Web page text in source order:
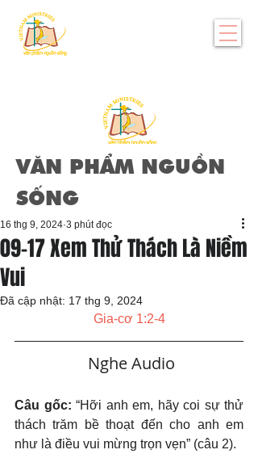
VĂN PHẨM NGUỒN
SỐNG
09-17 Xem Thử Thách Là Niềm
Vui
16 thg 9, 2024 3 phút đọc
Đã cập nhật: 17 thg 9, 2024
Gia-cơ 1:2-4
   Nghe Audio
Câu gốc: “Hỡi anh em, hãy coi sự thử
thách trăm bề thoạt đến cho anh em
như là điều vui mừng trọn vẹn” (câu 2).